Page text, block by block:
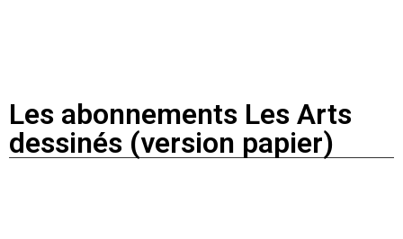
Les abonnements Les Arts
dessinés (version papier)